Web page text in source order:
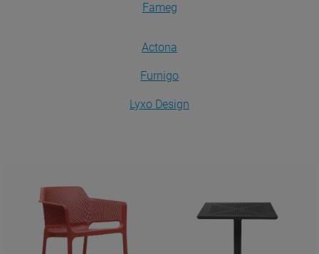
Fameg
Actona
Furnigo
Lyxo Design